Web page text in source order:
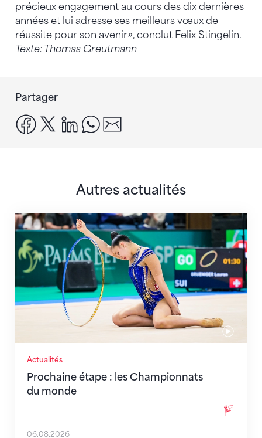
précieux engagement au cours des dix dernières
années et lui adresse ses meilleurs vœux de
réussite pour son avenir», conclut Felix Stingelin.
Texte: Thomas Greutmann
Partager
facebook
x linkedinwhatsapp
Autres actualités
Actualités
Prochaine étape : les Championnats
du monde
Prochaine étape : les Championnats du monde
06.08.2026